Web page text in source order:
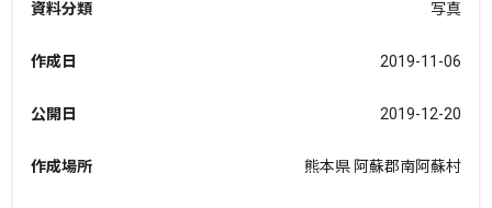
資料分類 写真
作成日 2019-11-06
公開日 2019-12-20
作成場所 熊本県 阿蘇郡南阿蘇村